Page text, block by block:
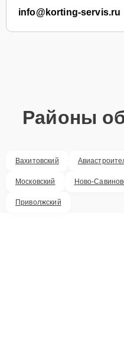
info@korting-servis.ru
Районы
Вахитовский
Московский Ново-
Приволжский